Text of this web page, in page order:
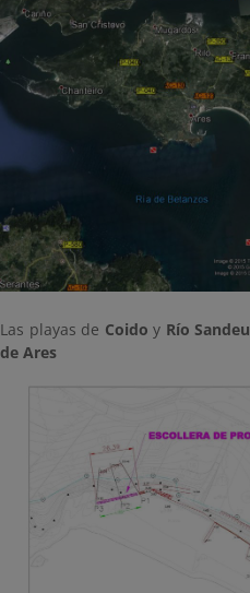
Las playas de Coido y Río Sandeu
de Ares